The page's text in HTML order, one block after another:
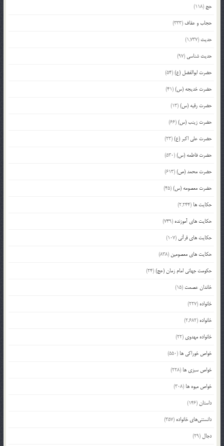
حج (118)
حجاب و عفاف (333)
حدیث (1,737)
حدیث شناسی (97)
حضرت ابوالفضل (ع)(54)
حضرت خدیجه (س)(41)
حضرت رقیه (س)(13)
حضرت زینب (س)(66)
حضرت علی اکبر (ع)(23)
حضرت فاطمه (س)(530)
حضرت محمد (ص)(613)
حضرت معصومه (س)(45)
حکایت ها (2,244)
حکایت های آموزنده (749)
حکایت های قرآنی (107)
حکایت های معصومین (838)
حکومت جهانی امام زمان (عج)(24)
خاندان عصمت (15)
خانواده (227)
خانواده (2,682)
خانواده مهدوی (22)
خواص خوراکی ها (550)
خواص سبزی ها (228)
خواص میوه ها (308)
داستان(146)
دانستنی‌های خانواده (357)
دجال (29)